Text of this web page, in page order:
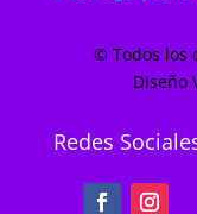
© Todos los
Diseño
Redes